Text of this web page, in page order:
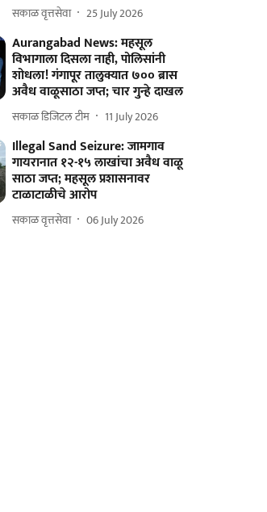
सकाळ वृत्तसेवा 25 July 2026
Aurangabad News: महसूल
विभागाला दिसला नाही, पोलिसांनी
शोधला! गंगापूर तालुक्यात ७०० ब्रास
अवैध वाळूसाठा जप्त; चार गुन्हे दाखल
सकाळ डिजिटल टीम 11 July 2026
Illegal Sand Seizure: जामगाव
गायरानात १२-१५ लाखांचा अवैध वाळू
साठा जप्त; महसूल प्रशासनावर
टाळाटाळीचे आरोप
सकाळ वृत्तसेवा 06 July 2026